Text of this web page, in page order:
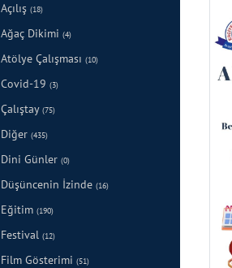
Açılış (18)
Ağaç Dikimi (4)
Atölye Çalışması (10)
Covid-19 (3)
Çalıştay (75)
Diğer (435)
Dini Günler (0)
Düşüncenin İzinde (16)
Eğitim (190)
Festival (12)
Film Gösterimi (51)